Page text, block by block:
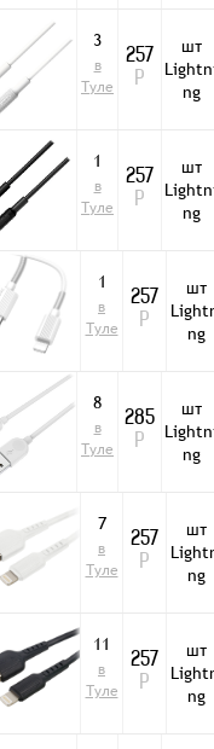
3
в
Туле
257
Р
шт
ng
1
в
Туле
257
Р
шт
ng
1
в
Туле
257
Р
шт
ng
8
в
Туле
285
Р
шт
ng
7
в
Туле
257
Р
шт
ng
11
в
Туле
257
Р
шт
ng